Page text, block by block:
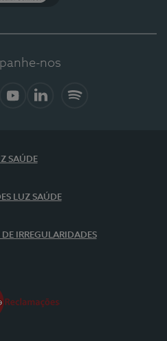
nos
SAÚDE
LUZ SAÚDE
IRREGULARIDADES